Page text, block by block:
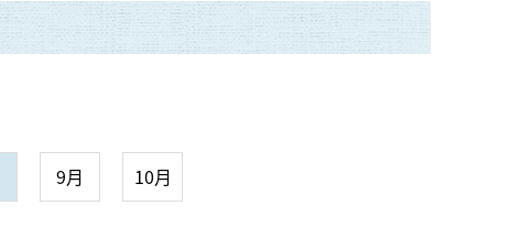
9月 10月